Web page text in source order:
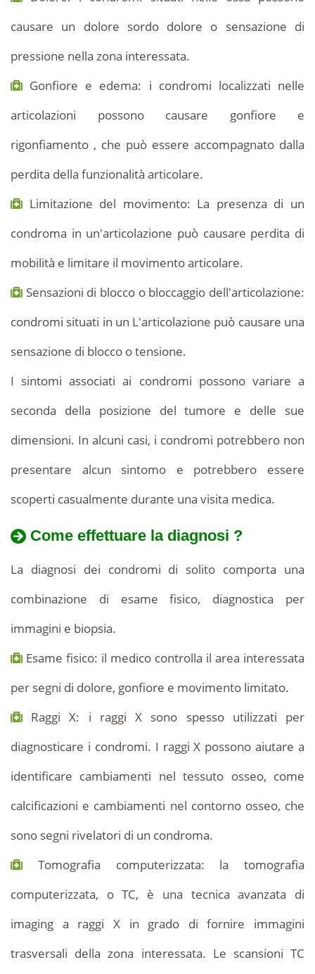
causare un dolore sordo dolore o sensazione di
pressione nella zona interessata.
Gonfiore e edema: i condromi localizzati nelle
articolazioni possono causare gonfiore e
rigonfiamento , che può essere accompagnato dalla
perdita della funzionalità articolare.
Limitazione del movimento: La presenza di un
condroma in un'articolazione può causare perdita di
mobilità e limitare il movimento articolare.
Sensazioni di blocco o bloccaggio dell'articolazione:
condromi situati in un L'articolazione può causare una
sensazione di blocco o tensione.
I sintomi associati ai condromi possono variare a
seconda della posizione del tumore e delle sue
dimensioni. In alcuni casi, i condromi potrebbero non
presentare alcun sintomo e potrebbero essere
scoperti casualmente durante una visita medica.
Come effettuare la diagnosi ?
La diagnosi dei condromi di solito comporta una
combinazione di esame fisico, diagnostica per
immagini e biopsia.
Esame fisico: il medico controlla il area interessata
per segni di dolore, gonfiore e movimento limitato.
Raggi X: i raggi X sono spesso utilizzati per
diagnosticare i condromi. I raggi X possono aiutare a
identificare cambiamenti nel tessuto osseo, come
calcificazioni e cambiamenti nel contorno osseo, che
sono segni rivelatori di un condroma.
Tomografia computerizzata: la tomografia
computerizzata, o TC, è una tecnica avanzata di
imaging a raggi X in grado di fornire immagini
trasversali della zona interessata. Le scansioni TC